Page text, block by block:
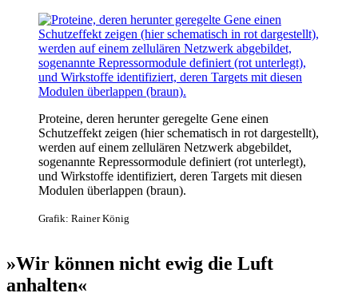
Proteine, deren herunter geregelte Gene einen
Schutzeffekt zeigen (hier schematisch in rot dargestellt),
werden auf einem zellulären Netzwerk abgebildet,
sogenannte Repressormodule definiert (rot unterlegt),
und Wirkstoffe identifiziert, deren Targets mit diesen
Modulen überlappen (braun).
Grafik: Rainer König
»Wir können nicht ewig die Luft
anhalten«